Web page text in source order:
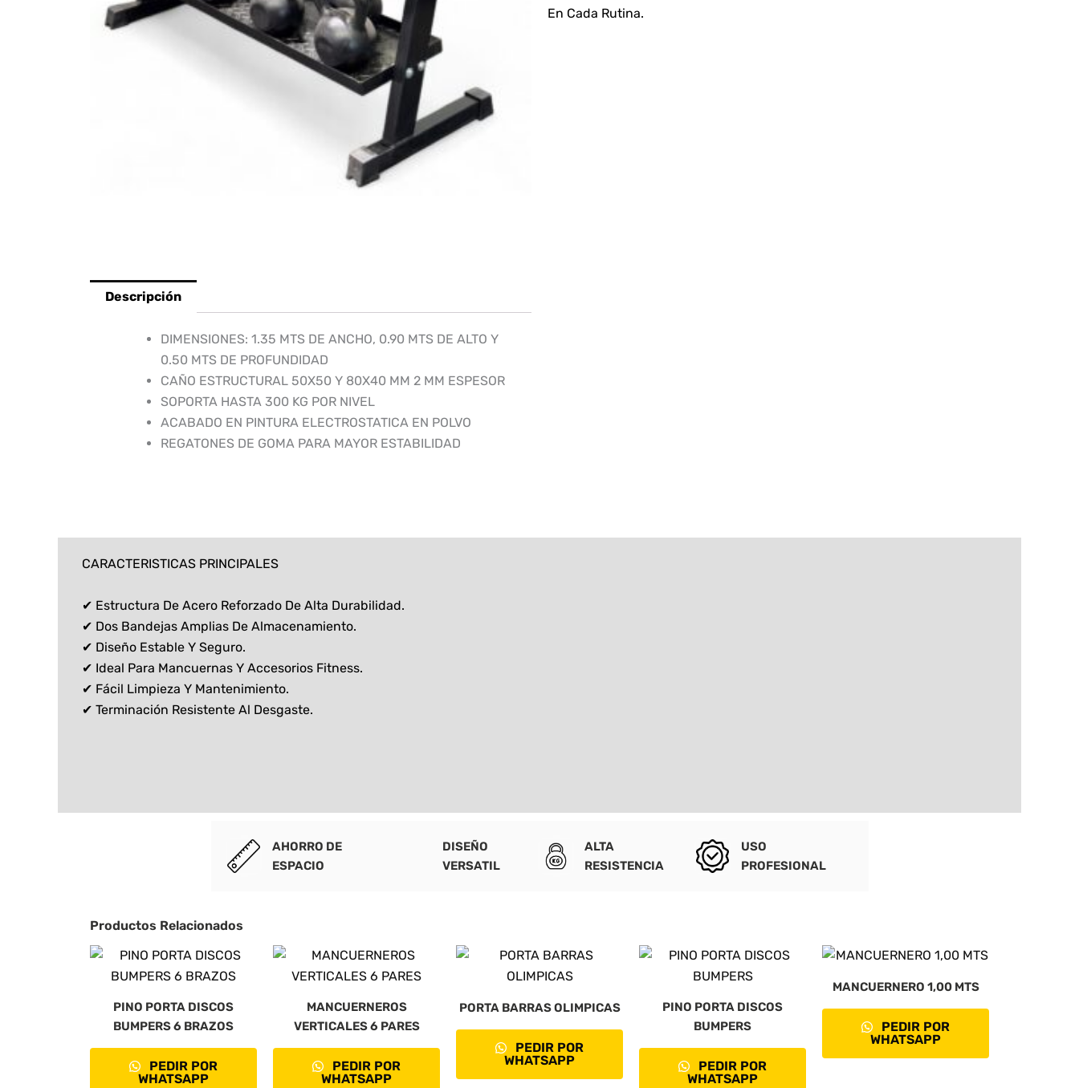
En Cada Rutina.
Descripción
DIMENSIONES: 1.35 MTS DE ANCHO, 0.90 MTS DE ALTO Y
0.50 MTS DE PROFUNDIDAD
CAÑO ESTRUCTURAL 50X50 Y 80X40 MM 2 MM ESPESOR
SOPORTA HASTA 300 KG POR NIVEL
ACABADO EN PINTURA ELECTROSTATICA EN POLVO
REGATONES DE GOMA PARA MAYOR ESTABILIDAD
CARACTERISTICAS PRINCIPALES
✔ Estructura De Acero Reforzado De Alta Durabilidad.
✔ Dos Bandejas Amplias De Almacenamiento.
✔ Diseño Estable Y Seguro.
✔ Ideal Para Mancuernas Y Accesorios Fitness.
✔ Fácil Limpieza Y Mantenimiento.
✔ Terminación Resistente Al Desgaste.
AHORRO DE
ESPACIO
DISEÑO
VERSATIL
ALTA
RESISTENCIA
USO
PROFESIONAL
Productos Relacionados
PINO PORTA DISCOS
BUMPERS 6 BRAZOS
PEDIR POR
WHATSAPP
MANCUERNEROS
VERTICALES 6 PARES
PEDIR POR
WHATSAPP
PORTA BARRAS OLIMPICAS
PEDIR POR
WHATSAPP
PINO PORTA DISCOS
BUMPERS
PEDIR POR
WHATSAPP
MANCUERNERO 1,00 MTS
PEDIR POR
WHATSAPP